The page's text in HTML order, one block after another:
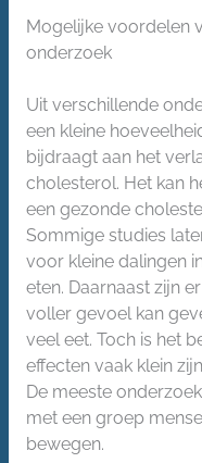
Mogelijke voordelen
onderzoek
Uit verschillende
een kleine
bijdraagt aan het
cholesterol. Het kan
een gezonde
Sommige studies
voor kleine dalingen
eten. Daarnaast zijn
voller gevoel kan
veel eet. Toch is het
effecten vaak klein
De meeste
met een groep
bewegen.